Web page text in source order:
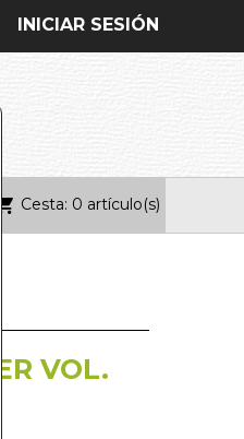
INICIAR SESIÓN
Cesta: 0 artículo(s)
VOL.